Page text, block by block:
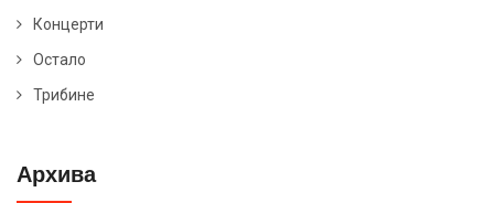
Концерти
Остало
Трибине
Архива